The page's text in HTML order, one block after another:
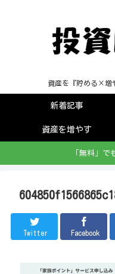
資産を『貯める×増
新着記事
資産を増やす
「無料」で
Twitter Facebook